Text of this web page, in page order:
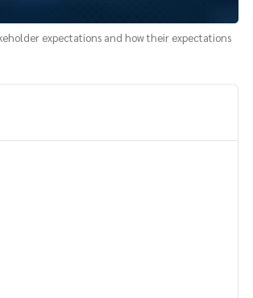
expectations and how their expectations